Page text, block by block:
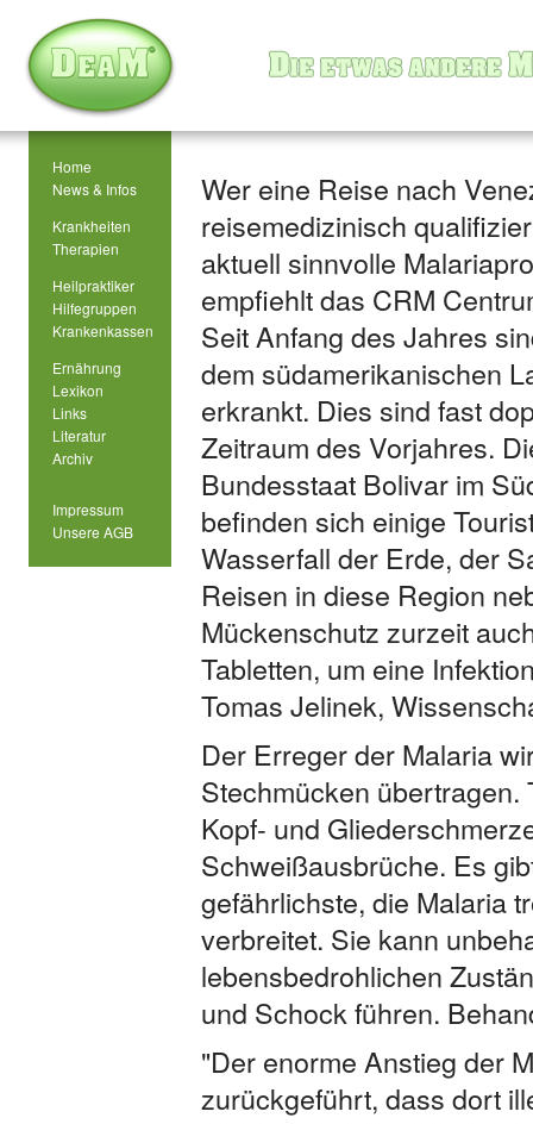
Home
News & Infos
Krankheiten
Therapien
Heilpraktiker
Hilfegruppen
Krankenkassen
Ernährung
Lexikon
Links
Literatur
Archiv
Impressum
Unsere AGB
Wer eine Reise nach
reisemedizinisch
aktuell sinnvolle
empfiehlt das CRM
Seit Anfang des Jahres
dem südamerikanischen
erkrankt. Dies sind fast
Zeitraum des Vorjahres.
Bundesstaat Bolivar im
befinden sich einige
Wasserfall der Erde, der
Reisen in diese Region
Mückenschutz zurzeit
Tabletten, um eine
Tomas Jelinek,
Der Erreger der Malaria
Stechmücken übertragen.
Kopf- und
Schweißausbrüche. Es
gefährlichste, die Malaria
verbreitet. Sie kann
lebensbedrohlichen
und Schock führen.
"Der enorme Anstieg der
zurückgeführt, dass dort